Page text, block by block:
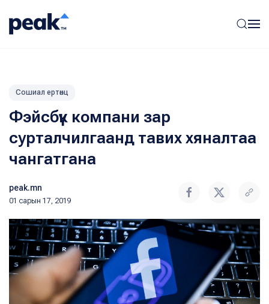
Сошиал ертөнц
Фэйсбүүк компани зар
сурталчилгаанд тавих хяналтаа
чангатгана
peak.mn
01 сарын 17, 2019